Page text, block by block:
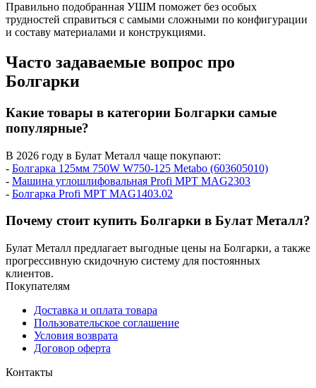
Правильно подобранная УШМ поможет без особых
трудностей справиться с самыми сложными по конфигурации
и составу материалами и конструкциями.
Часто задаваемые вопрос про
Болгарки
Какие товары в категории Болгарки самые
популярные?
В 2026 году в Булат Металл чаще покупают:
- Болгарка 125мм 750W W750-125 Metabo (603605010)
- Машина углошлифовальная Profi MPT МAG2303
- Болгарка Profi MPT МAG1403.02
Почему стоит купить Болгарки в Булат Металл?
Булат Металл предлагает выгодные цены на Болгарки, а также
прогрессивную скидочную систему для постоянных
клиентов.
Покупателям
Доставка и оплата товара
Пользовательское соглашение
Условия возврата
Договор оферта
Контакты